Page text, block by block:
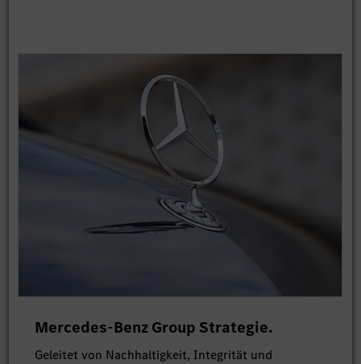
Mercedes-Benz Group Strategie.
Geleitet von Nachhaltigkeit, Integrität und